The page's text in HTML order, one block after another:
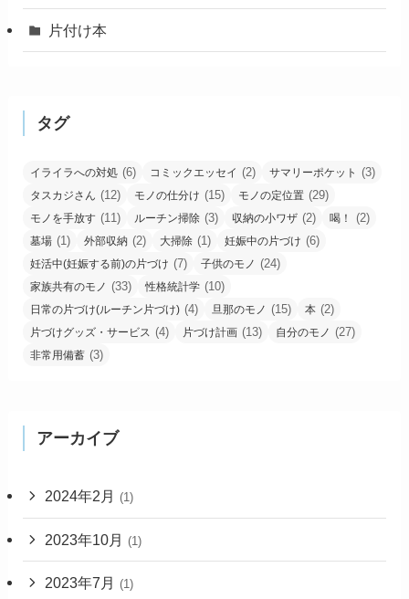
片付け本
タグ
イライラへの対処 (6) コミックエッセイ (2) サマリーポケット (3)
タスカジさん (12) モノの仕分け (15) モノの定位置 (29)
モノを手放す (11) ルーチン掃除 (3) 収納の小ワザ (2) 喝！ (2)
墓場 (1) 外部収納 (2) 大掃除 (1) 妊娠中の片づけ (6)
妊活中(妊娠する前)の片づけ (7) 子供のモノ (24)
家族共有のモノ (33) 性格統計学 (10)
日常の片づけ(ルーチン片づけ) (4) 旦那のモノ (15) 本 (2)
片づけグッズ・サービス (4) 片づけ計画 (13) 自分のモノ (27)
非常用備蓄 (3)
アーカイブ
2024年2月 (1)
2023年10月 (1)
2023年7月 (1)